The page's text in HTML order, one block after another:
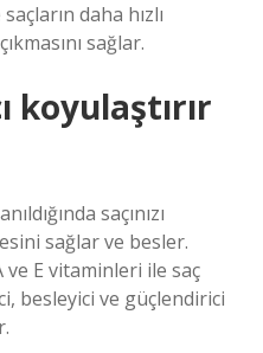
daha hızlı
sağlar.
koyulaştırır
saçınızı
sağlar ve besler.
ve E vitaminleri ile saç
besleyici ve güçlendirici